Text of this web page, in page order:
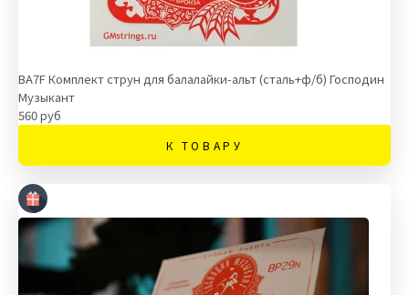
BA7F Комплект струн для балалайки-альт (сталь+ф/б) Господин
Музыкант
560 руб
К ТОВАРУ